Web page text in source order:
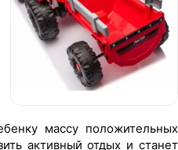
массу положительных
активный отдых и станет